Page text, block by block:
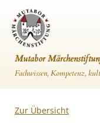
Mutabor
Fachwissen, Kompetenz,
Zur Übersicht